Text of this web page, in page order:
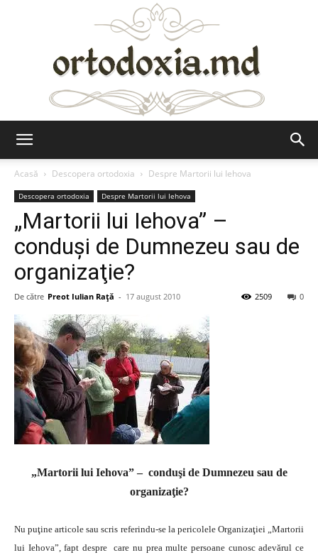
Acasă
Descopera ortodoxia Despre Martorii lui Iehova
Descopera ortodoxia Despre Martorii lui Iehova
„Martorii lui Iehova” –
conduşi de Dumnezeu sau de
organizaţie?
De către Preot Iulian Raţă - 17 august 2010 0
2509
„Martorii lui Iehova” – conduşi de Dumnezeu sau de
organizaţie?
Nu puţine articole sau scris referindu-se la pericolele Organizaţiei „Martorii
lui Iehova”, fapt despre care nu prea multe persoane cunosc adevărul ce